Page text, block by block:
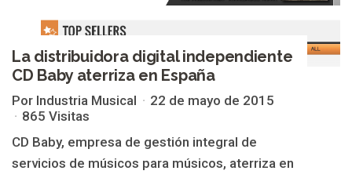
La distribuidora digital independiente
CD Baby aterriza en España
Por Industria Musical
22 de mayo de 2015
865 Visitas
CD Baby, empresa de gestión integral de
servicios de músicos para músicos, aterriza en